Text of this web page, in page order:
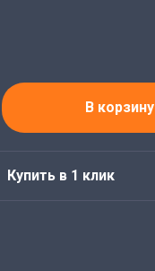
В корзину
Купить в 1 клик